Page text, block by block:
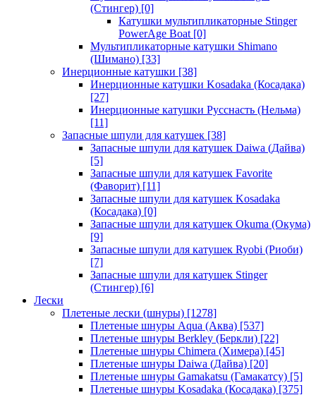
(Стингер) [0]
Катушки мультипликаторные Stinger
PowerAge Boat [0]
Мультипликаторные катушки Shimano
(Шимано) [33]
Инерционные катушки [38]
Инерционные катушки Kosadaka (Косадака)
[27]
Инерционные катушки Русснасть (Нельма)
[11]
Запасные шпули для катушек [38]
Запасные шпули для катушек Daiwa (Дайва)
[5]
Запасные шпули для катушек Favorite
(Фаворит) [11]
Запасные шпули для катушек Kosadaka
(Косадака) [0]
Запасные шпули для катушек Okuma (Окума)
[9]
Запасные шпули для катушек Ryobi (Риоби)
[7]
Запасные шпули для катушек Stinger
(Стингер) [6]
Лески
Плетеные лески (шнуры) [1278]
Плетеные шнуры Aqua (Аква) [537]
Плетеные шнуры Berkley (Беркли) [22]
Плетеные шнуры Chimera (Химера) [45]
Плетеные шнуры Daiwa (Дайва) [20]
Плетеные шнуры Gamakatsu (Гамакатсу) [5]
Плетеные шнуры Kosadaka (Косадака) [375]